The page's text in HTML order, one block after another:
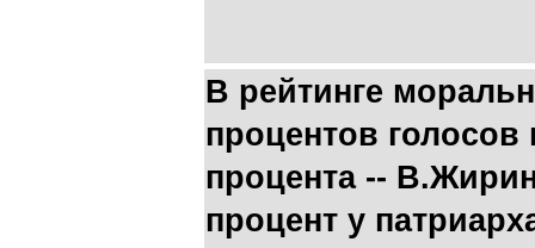
В рейтинге
процентов
процента --
процент у